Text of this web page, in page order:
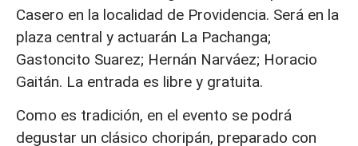
Casero en la localidad de Providencia. Será en la
plaza central y actuarán La Pachanga;
Gastoncito Suarez; Hernán Narváez; Horacio
Gaitán. La entrada es libre y gratuita.
Como es tradición, en el evento se podrá
degustar un clásico choripán, preparado con